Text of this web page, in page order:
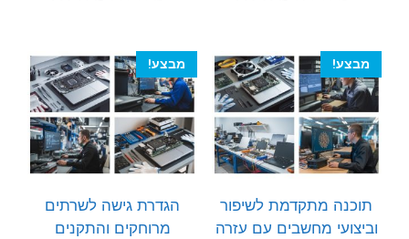
570.00 ₪.
300.00 ₪.
500.00 ₪.
300.00 ₪.
מבצע!
תוכנה מתקדמת לשיפור
וביצועי מחשבים עם עזרה
מבצע!
הגדרת גישה לשרתים
מרוחקים והתקנים